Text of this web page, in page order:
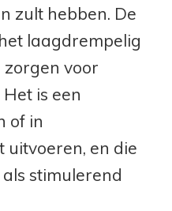
zult hebben. De
laagdrempelig
voor
is een
of in
en die
stimulerend